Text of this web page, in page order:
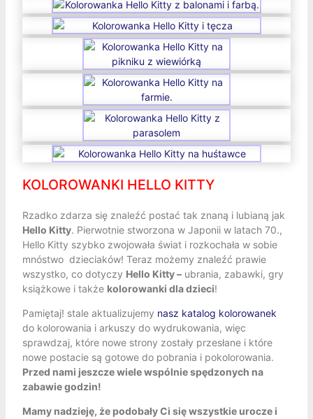
KOLOROWANKI HELLO KITTY
Rzadko zdarza się znaleźć postać tak znaną i lubianą jak
Hello Kitty. Pierwotnie stworzona w Japonii w latach 70.,
Hello Kitty szybko zwojowała świat i rozkochała w sobie
mnóstwo dzieciaków! Teraz możemy znaleźć prawie
wszystko, co dotyczy Hello Kitty –ubrania, zabawki, gry
książkowe i także kolorowanki dla dzieci!
Pamiętaj! stale aktualizujemy nasz katalog kolorowanek
do kolorowania i arkuszy do wydrukowania, więc
sprawdzaj, które nowe strony zostały przesłane i które
nowe postacie są gotowe do pobrania i pokolorowania.
Przed nami jeszcze wiele wspólnie spędzonych na
zabawie godzin!
Mamy nadzieję, że podobały Ci się wszystkie urocze i